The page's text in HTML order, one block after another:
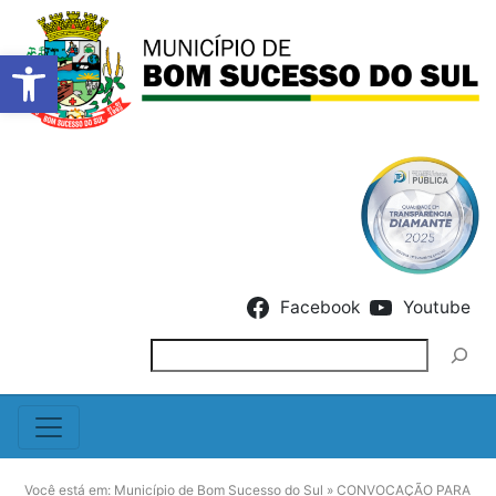
Barra de Ferramentas
Facebook Youtube
Você está em: Município de Bom Sucesso do Sul » CONVOCAÇÃO PARA